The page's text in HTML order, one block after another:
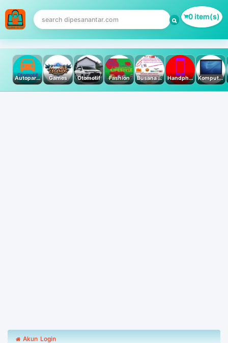
0 item(s)
Autoparts Games Otomotif Fashion Busana Muslim Handphone & Tablet Komputer PC & Laptop
Akun Login